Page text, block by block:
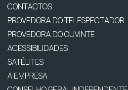
CONTACTOS
PROVEDORA DO TELESPECTADOR
PROVEDORA DO OUVINTE
ACESSIBILIDADES
SATÉLITES
A EMPRESA